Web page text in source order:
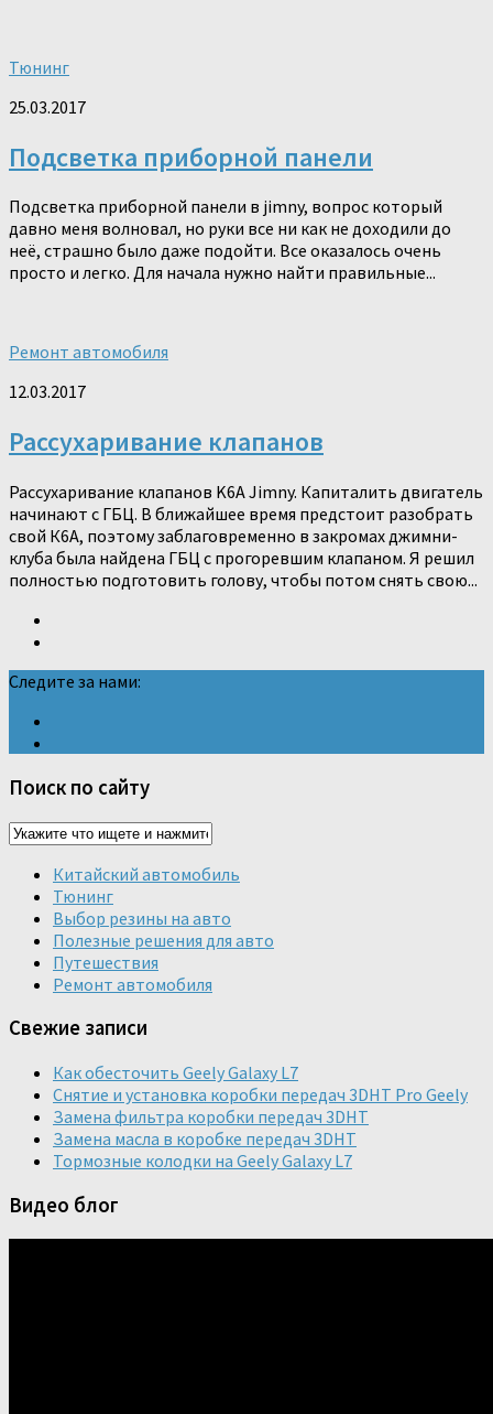
Тюнинг
25.03.2017
Подсветка приборной панели
Подсветка приборной панели в jimny, вопрос который
давно меня волновал, но руки все ни как не доходили до
неё, страшно было даже подойти. Все оказалось очень
просто и легко. Для начала нужно найти правильные...
Ремонт автомобиля
12.03.2017
Рассухаривание клапанов
Рассухаривание клапанов K6A Jimny. Капиталить двигатель
начинают с ГБЦ. В ближайшее время предстоит разобрать
свой К6А, поэтому заблаговременно в закромах джимни-
клуба была найдена ГБЦ с прогоревшим клапаном. Я решил
полностью подготовить голову, чтобы потом снять свою...
Следите за нами:
Поиск по сайту
Китайский автомобиль
Тюнинг
Выбор резины на авто
Полезные решения для авто
Путешествия
Ремонт автомобиля
Свежие записи
Как обесточить Geely Galaxy L7
Снятие и установка коробки передач 3DHT Pro Geely
Замена фильтра коробки передач 3DHT
Замена масла в коробке передач 3DHT
Тормозные колодки на Geely Galaxy L7
Видео блог